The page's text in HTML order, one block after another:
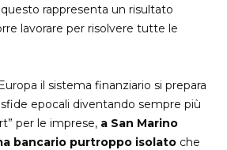
rappresenta un risultato
lavorare per risolvere tutte le
il sistema finanziario si prepara
epocali diventando sempre più
per le imprese, a San Marino
bancario purtroppo isolato che